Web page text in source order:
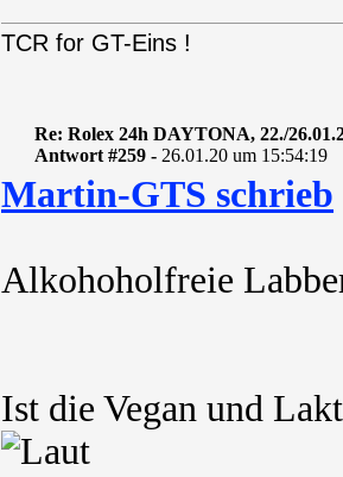
TCR for GT-Eins !
Re: Rolex 24h DAYTONA, 22./
Antwort #259 - 26.01.20 um 15:54:19
Martin-GTS schrieb
Alkohoholfreie
Ist die Vegan und